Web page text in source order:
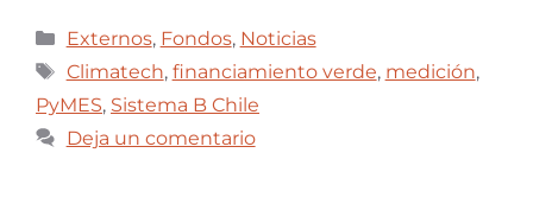
Externos, Fondos, Noticias
Climatech, financiamiento verde, medición,
PyMES, Sistema B Chile
Deja un comentario